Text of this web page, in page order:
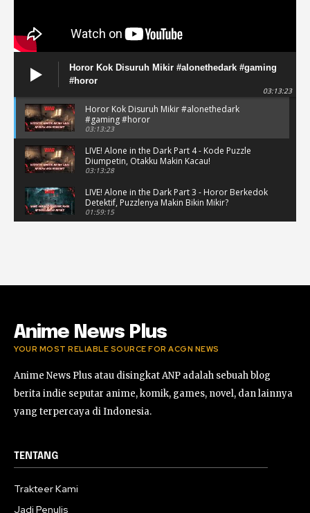
Horor Kok Disuruh Mikir #alonethedark #gaming
#horor
03:13:23
Horor Kok Disuruh Mikir #alonethedark
#gaming #horor
03:13:23
LIVE! Alone in the Dark Part 4 - Kode Puzzle
Diumpetin, Otakku Makin Kacau!
03:13:28
LIVE! Alone in the Dark Part 3 - Horor Berkedok
Detektif, Puzzlenya Makin Bikin Mikir?
01:59:15
#ProjectWingman
Anime News Plus
YOUR MOST RELIABLE SOURCE FOR ACGN NEWS
Anime News Plus atau disingkat ANP adalah sebuah blog
berita indie seputar anime, komik, games, novel, dan lainnya
yang terpercaya di Indonesia.
TENTANG
Trakteer Kami
Jadi Penulis